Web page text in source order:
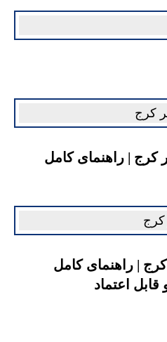
کرج | راهنمای کامل
| راهنمای کامل
اعتماد